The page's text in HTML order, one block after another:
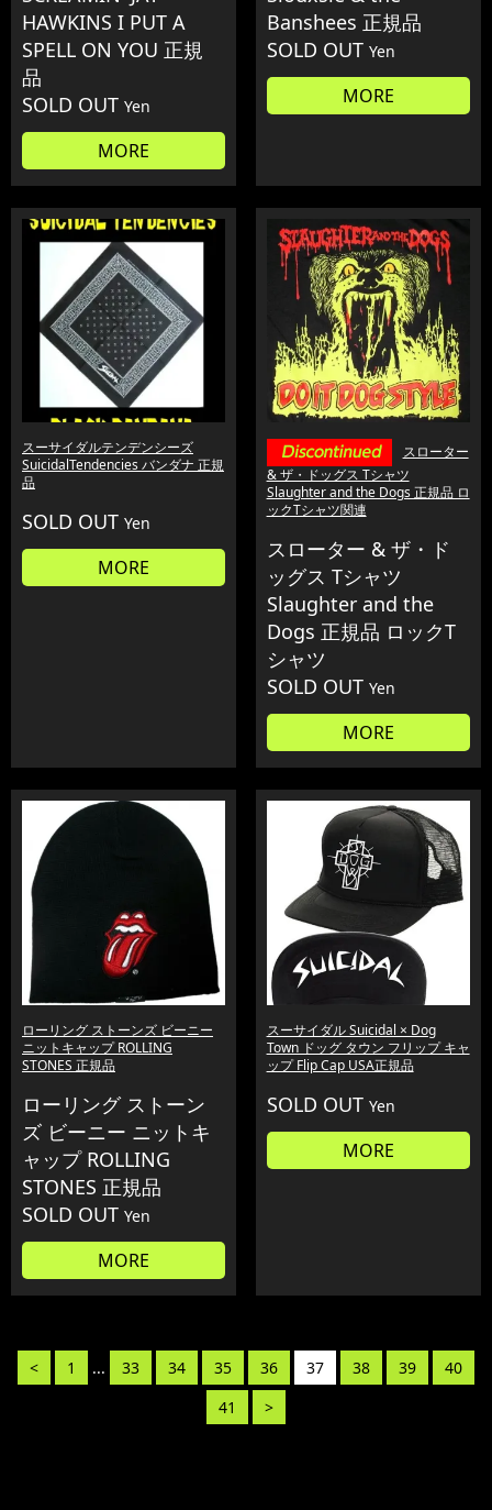
HAWKINS I PUT A
SPELL ON YOU 正規
品
SOLD OUT Yen
MORE
Banshees 正規品
SOLD OUT Yen
MORE
スーサイダルテンデンシーズ
SuicidalTendencies バンダナ 正規
品
SOLD OUT Yen
MORE
スローター
& ザ・ドッグス Tシャツ
Slaughter and the Dogs 正規品 ロ
ックTシャツ関連
スローター & ザ・ド
ッグス Tシャツ
Slaughter and the
Dogs 正規品 ロックT
シャツ
SOLD OUT Yen
MORE
ローリング ストーンズ ビーニー
ニットキャップ ROLLING
STONES 正規品
ローリング ストーン
ズ ビーニー ニットキ
ャップ ROLLING
STONES 正規品
SOLD OUT Yen
MORE
スーサイダル Suicidal × Dog
Town ドッグ タウン フリップ キャ
ップ Flip Cap USA正規品
SOLD OUT Yen
MORE
< 1 ... 33 34 35 36 37 38 39
40
41
>